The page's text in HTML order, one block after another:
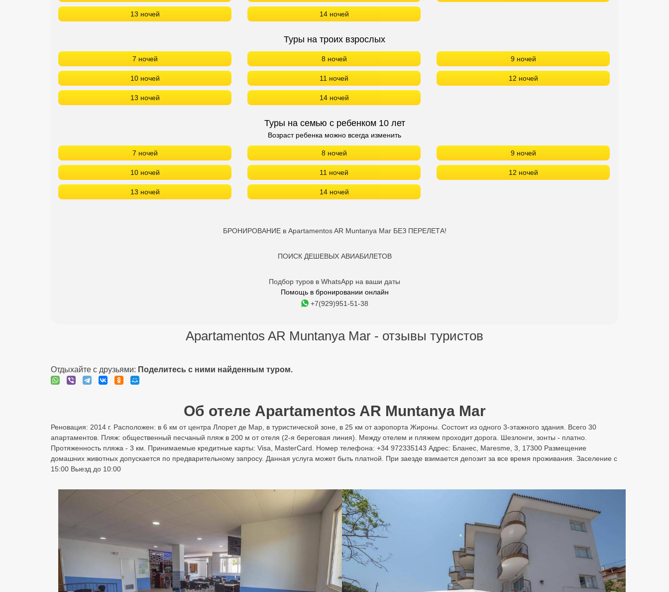
13 ночей 14 ночей
Туры на троих взрослых
7 ночей 8 ночей 9 ночей
10 ночей 11 ночей 12 ночей
13 ночей 14 ночей
Туры на семью с ребенком 10 лет
Возраст ребенка можно всегда изменить
7 ночей 8 ночей 9 ночей
10 ночей 11 ночей 12 ночей
13 ночей 14 ночей
БРОНИРОВАНИЕ в Apartamentos AR Muntanya Mar БЕЗ ПЕРЕЛЕТА!
ПОИСК ДЕШЕВЫХ АВИАБИЛЕТОВ
Подбор туров в WhatsApp на ваши даты
Помощь в бронировании онлайн
+7(929)951-51-38
Apartamentos AR Muntanya Mar - отзывы туристов
Отдыхайте с друзьями: Поделитесь с ними найденным туром.
Об отеле Apartamentos AR Muntanya Mar
Реновация: 2014 г. Расположен: в 6 км от центра Ллорет де Мар, в туристической зоне, в 25 км от аэропорта Жироны. Состоит из одного 3-этажного здания. Всего 30
апартаментов. Пляж: общественный песчаный пляж в 200 м от отеля (2-я береговая линия). Между отелем и пляжем проходит дорога. Шезлонги, зонты - платно.
Протяженность пляжа - 3 км. Принимаемые кредитные карты: Visa, MasterCard. Номер телефона: +34 972335143 Адрес: Бланес, Maresme, 3, 17300 Размещение
домашних животных допускается по предварительному запросу. Данная услуга может быть платной. При заезде взимается депозит за все время проживания. Заселение с
15:00 Выезд до 10:00